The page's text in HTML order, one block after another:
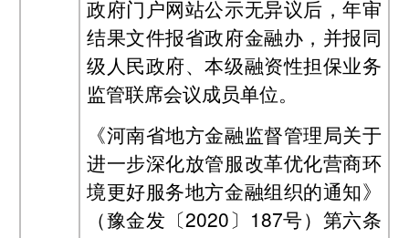
政府门户网站公示无异议后，年审
结果文件报省政府金融办，并报同
级人民政府、本级融资性担保业务
监管联席会议成员单位。
《河南省地方金融监督管理局关于
进一步深化放管服改革优化营商环
境更好服务地方金融组织的通知》
（豫金发〔2020〕187号）第六条